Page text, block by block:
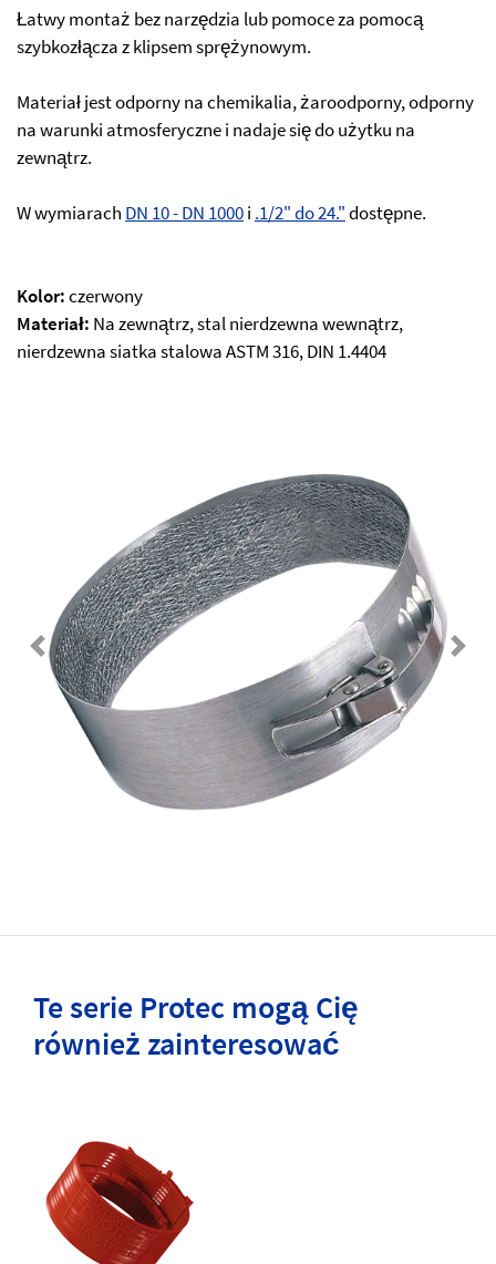
Łatwy montaż bez narzędzia lub pomoce za pomocą
szybkozłącza z klipsem sprężynowym.
Materiał jest odporny na chemikalia, żaroodporny, odporny
na warunki atmosferyczne i nadaje się do użytku na
zewnątrz.
W wymiarach DN 10 - DN 1000i .1/2" do 24."dostępne.
Kolor:czerwony
Materiał: Na zewnątrz, stal nierdzewna wewnątrz,
nierdzewna siatka stalowa ASTM 316, DIN 1.4404
Previous Next
Te serie Protec mogą Cię
również zainteresować